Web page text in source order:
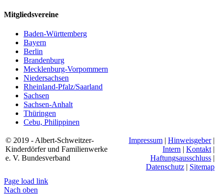
Mitgliedsvereine
Baden-Württemberg
Bayern
Berlin
Brandenburg
Mecklenburg-Vorpommern
Niedersachsen
Rheinland-Pfalz/Saarland
Sachsen
Sachsen-Anhalt
Thüringen
Cebu, Philippinen
© 2019 - Albert-Schweitzer-
Kinderdörfer und Familienwerke
e. V. Bundesverband
Impressum | Hinweisgeber|
Intern | Kontakt |
Haftungsausschluss |
Datenschutz | Sitemap
Page load link
Nach oben